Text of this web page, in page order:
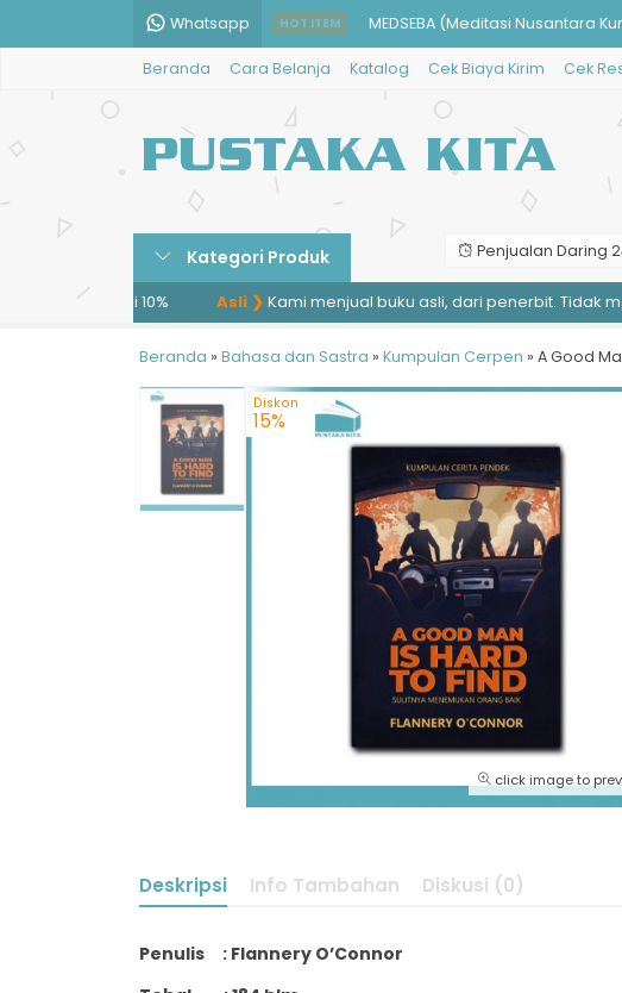
Whatsapp HOT ITEM MEDSEBA (Meditasi Nusantara
Dunia yang Berlari: Dromologi,
Kawruh Jiwa
K.H. Maimoen Zubair
Auto Mapan Finansial
Ekstra Matematika SMA/MA Kelas
Teori dan Aplikasi Teknik Listrik
Simple – Fun – Java;
Beranda Cara Belanja Katalog Cek Biaya Kirim Cek
Kategori Produk Penjualan Daring
mulai 10% Asli ❯Kami menjual buku asli, dari penerbit. Tidak
Beranda » Bahasa dan Sastra » Kumpulan Cerpen » A Good
click image to
Diskon
15%
Deskripsi Info Tambahan Diskusi (0)
Penulis : Flannery O’Connor